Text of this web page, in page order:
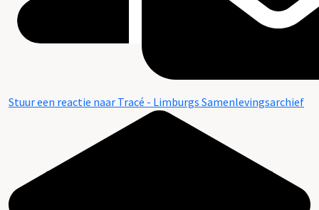
Stuur een reactie naar Tracé - Limburgs Samenlevingsarchief